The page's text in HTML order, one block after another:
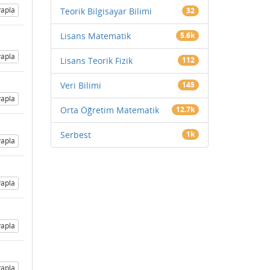
Teorik Bilgisayar Bilimi 32
Lisans Matematik 5.6k
Lisans Teorik Fizik 112
Veri Bilimi 145
Orta Öğretim Matematik 12.7k
Serbest 1k